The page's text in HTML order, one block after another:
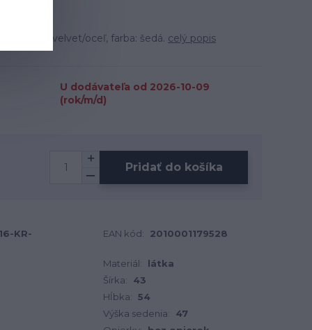
materiál: velvet/oceľ, farba: šedá. celý popis
U dodávateľa od 2026-10-09
(rok/m/d)
Pridať do košíka
KR-
EAN kód: 2010001179528
Materiál:
látka
Šírka:
43
Hĺbka: 54
Výška sedenia:
47